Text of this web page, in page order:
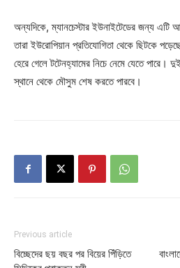
অন্যদিকে, ম্যানচেস্টার ইউনাইটেডের জন্য এটি
তারা ইউরোপিয়ান প্রতিযোগিতা থেকে ছিটকে
হেরে গেলে টটেনহ্যামের নিচে নেমে যেতে
স্থানে থেকে মৌসুম শেষ করতে পারবে।
Previous article
বিচ্ছেদের ছয় বছর পর বিয়ের পিঁড়িতে